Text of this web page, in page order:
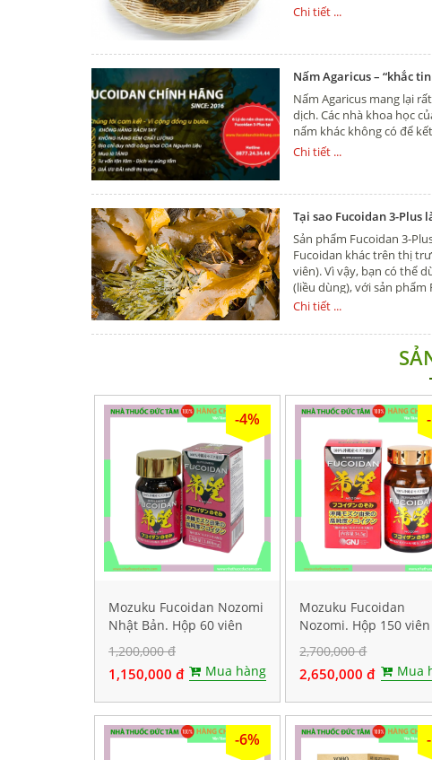
Chi tiết ...
Nấm Agaricus – “khắc
Nấm Agaricus mang lại
dịch. Các nhà khoa học
nấm khác không có để
Chi tiết ...
Tại sao Fucoidan 3-Plus
Sản phẩm Fucoidan 3-
Fucoidan khác trên thị
viên). Vì vậy, bạn có thể
(liều dùng), với sản
khác biệt ngay (Fucoidan
Chi tiết ...
-4%
Mozuku Fucoidan Nozomi
Nhật Bản. Hộp 60 viên
1,200,000 đ
1,150,000 đ Mua hàng
Mozuku Fucoidan
Nozomi. Hộp 150 viên
2,700,000 đ
2,650,000 đ Mua
-6%